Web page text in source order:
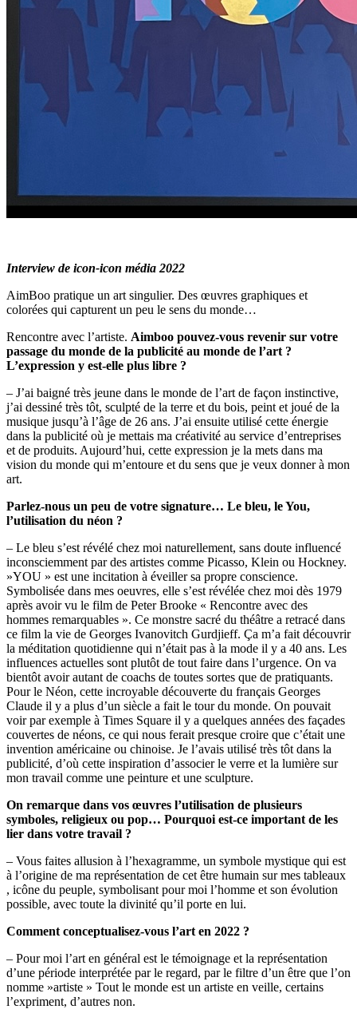
Interview de icon-icon média 2022
AimBoo pratique un art singulier. Des œuvres graphiques et
colorées qui capturent un peu le sens du monde…
Rencontre avec l’artiste. Aimboo pouvez-vous revenir sur votre
passage du monde de la publicité au monde de l’art ?
L’expression y est-elle plus libre ?
– J’ai baigné très jeune dans le monde de l’art de façon instinctive,
j’ai dessiné très tôt, sculpté de la terre et du bois, peint et joué de la
musique jusqu’à l’âge de 26 ans. J’ai ensuite utilisé cette énergie
dans la publicité où je mettais ma créativité au service d’entreprises
et de produits. Aujourd’hui, cette expression je la mets dans ma
vision du monde qui m’entoure et du sens que je veux donner à mon
art.
Parlez-nous un peu de votre signature… Le bleu, le You,
l’utilisation du néon ?
– Le bleu s’est révélé chez moi naturellement, sans doute influencé
inconsciemment par des artistes comme Picasso, Klein ou Hockney.
»YOU » est une incitation à éveiller sa propre conscience.
Symbolisée dans mes oeuvres, elle s’est révélée chez moi dès 1979
après avoir vu le film de Peter Brooke « Rencontre avec des
hommes remarquables ». Ce monstre sacré du théâtre a retracé dans
ce film la vie de Georges Ivanovitch Gurdjieff. Ça m’a fait découvrir
la méditation quotidienne qui n’était pas à la mode il y a 40 ans. Les
influences actuelles sont plutôt de tout faire dans l’urgence. On va
bientôt avoir autant de coachs de toutes sortes que de pratiquants.
Pour le Néon, cette incroyable découverte du français Georges
Claude il y a plus d’un siècle a fait le tour du monde. On pouvait
voir par exemple à Times Square il y a quelques années des façades
couvertes de néons, ce qui nous ferait presque croire que c’était une
invention américaine ou chinoise. Je l’avais utilisé très tôt dans la
publicité, d’où cette inspiration d’associer le verre et la lumière sur
mon travail comme une peinture et une sculpture.
On remarque dans vos œuvres l’utilisation de plusieurs
symboles, religieux ou pop… Pourquoi est-ce important de les
lier dans votre travail ?
– Vous faites allusion à l’hexagramme, un symbole mystique qui est
à l’origine de ma représentation de cet être humain sur mes tableaux
, icône du peuple, symbolisant pour moi l’homme et son évolution
possible, avec toute la divinité qu’il porte en lui.
Comment conceptualisez-vous l’art en 2022 ?
– Pour moi l’art en général est le témoignage et la représentation
d’une période interprétée par le regard, par le filtre d’un être que l’on
nomme »artiste » Tout le monde est un artiste en veille, certains
l’expriment, d’autres non.